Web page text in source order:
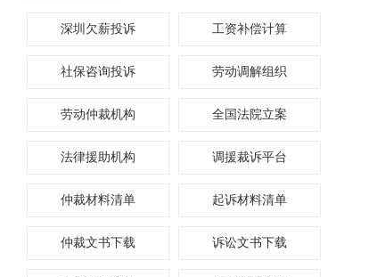
深圳欠薪投诉 工资补偿计算
社保咨询投诉 劳动调解组织
劳动仲裁机构 全国法院立案
法律援助机构 调援裁诉平台
仲裁材料清单 起诉材料清单
仲裁文书下载 诉讼文书下载